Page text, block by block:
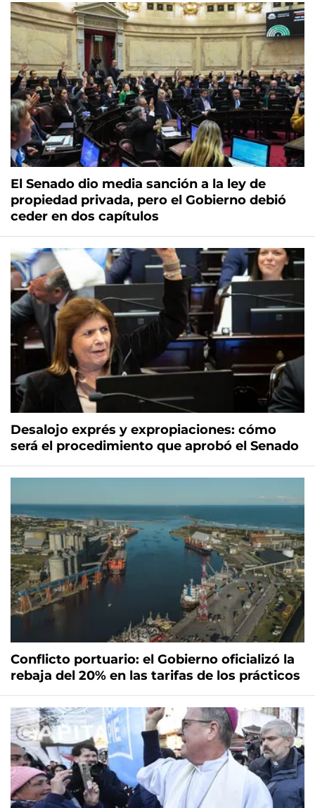
El Senado dio media sanción a la ley de
propiedad privada, pero el Gobierno debió
ceder en dos capítulos
Desalojo exprés y expropiaciones: cómo
será el procedimiento que aprobó el Senado
Conflicto portuario: el Gobierno oficializó la
rebaja del 20% en las tarifas de los prácticos